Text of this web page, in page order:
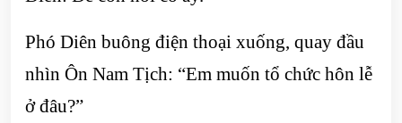
Phó Diên buông điện thoại xuống, quay đầu
nhìn Ôn Nam Tịch: “Em muốn tổ chức hôn lễ
ở đâu?”